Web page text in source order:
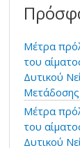
τ
σ
γ
ι
α
:
Μέτρα
του
Δυτικού
Μέτρα
του
Δυτικού